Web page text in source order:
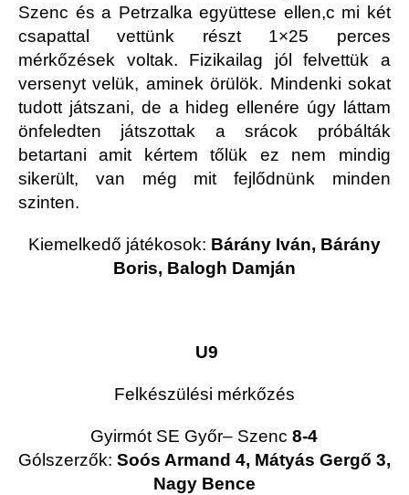
Szenc és a Petrzalka együttese ellen,c mi két
csapattal vettünk részt 1×25 perces
mérkőzések voltak. Fizikailag jól felvettük a
versenyt velük, aminek örülök. Mindenki sokat
tudott játszani, de a hideg ellenére úgy láttam
önfeledten játszottak a srácok próbálták
betartani amit kértem tőlük ez nem mindig
sikerült, van még mit fejlődnünk minden
szinten.
Kiemelkedő játékosok: Bárány Iván, Bárány
Boris, Balogh Damján
U9
Felkészülési mérkőzés
Gyirmót SE Győr– Szenc 8-4
Gólszerzők: Soós Armand 4, Mátyás Gergő 3,
Nagy Bence